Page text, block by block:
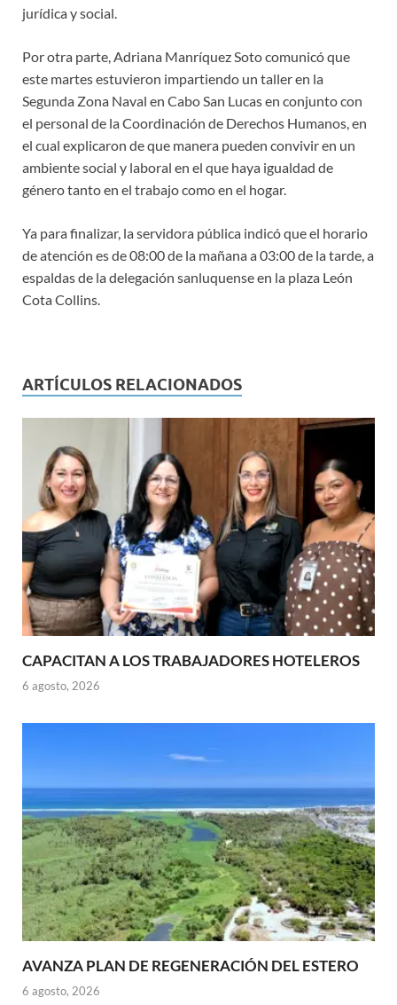
jurídica y social.
Por otra parte, Adriana Manríquez Soto comunicó que
este martes estuvieron impartiendo un taller en la
Segunda Zona Naval en Cabo San Lucas en conjunto con
el personal de la Coordinación de Derechos Humanos, en
el cual explicaron de que manera pueden convivir en un
ambiente social y laboral en el que haya igualdad de
género tanto en el trabajo como en el hogar.
Ya para finalizar, la servidora pública indicó que el horario
de atención es de 08:00 de la mañana a 03:00 de la tarde, a
espaldas de la delegación sanluquense en la plaza León
Cota Collins.
ARTÍCULOS RELACIONADOS
CAPACITAN A LOS TRABAJADORES HOTELEROS
6 agosto, 2026
AVANZA PLAN DE REGENERACIÓN DEL ESTERO
6 agosto, 2026